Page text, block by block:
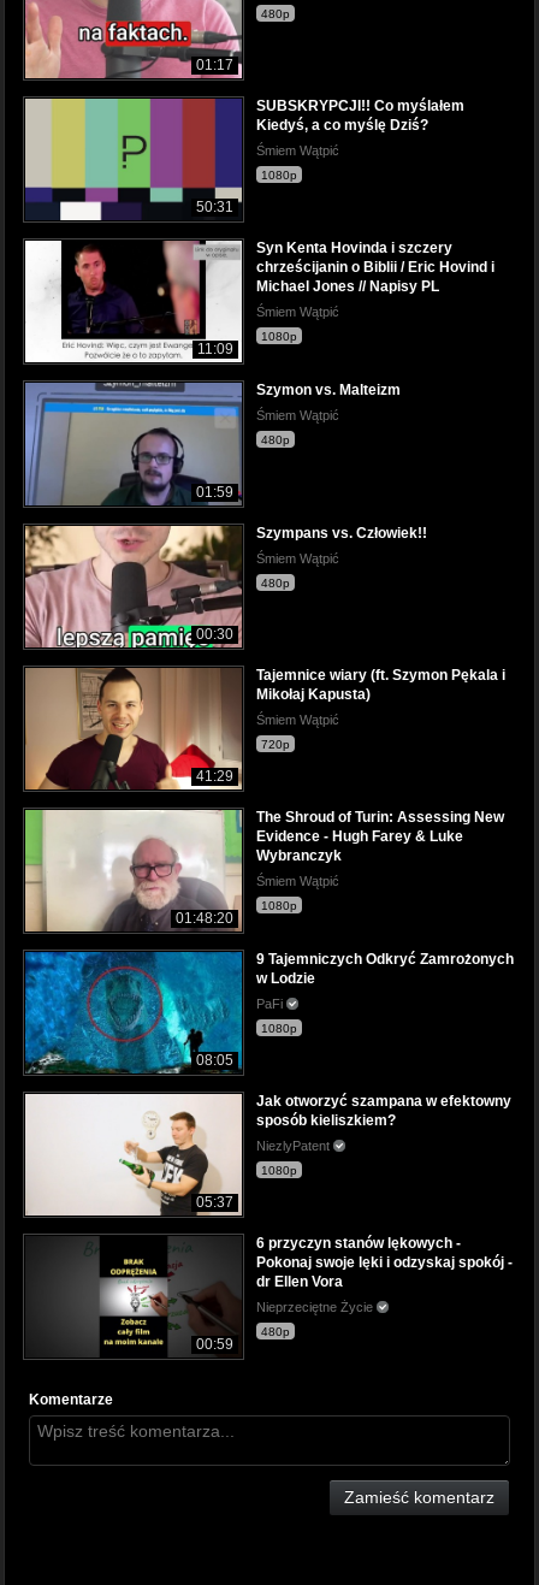
01:17
480p
50:31
SUBSKRYPCJI!! Co myślałem
Kiedyś, a co myślę Dziś?
Śmiem Wątpić
1080p
11:09
Syn Kenta Hovinda i szczery
chrześcijanin o Biblii / Eric Hovind i
Michael Jones // Napisy PL
Śmiem Wątpić
1080p
01:59
Szymon vs. Malteizm
Śmiem Wątpić
480p
00:30
Szympans vs. Człowiek!!
Śmiem Wątpić
480p
41:29
Tajemnice wiary (ft. Szymon Pękala i
Mikołaj Kapusta)
Śmiem Wątpić
720p
01:48:20
The Shroud of Turin: Assessing New
Evidence - Hugh Farey & Luke
Wybranczyk
Śmiem Wątpić
1080p
08:05
9 Tajemniczych Odkryć Zamrożonych
w Lodzie
PaFi
1080p
05:37
Jak otworzyć szampana w efektowny
sposób kieliszkiem?
NiezlyPatent
1080p
00:59
6 przyczyn stanów lękowych -
Pokonaj swoje lęki i odzyskaj spokój -
dr Ellen Vora
Nieprzeciętne Życie
480p
Komentarze
Zamieść komentarz